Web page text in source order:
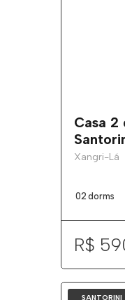
Casa
Xangri-Lá
02 dorms
R$
SANTORINI